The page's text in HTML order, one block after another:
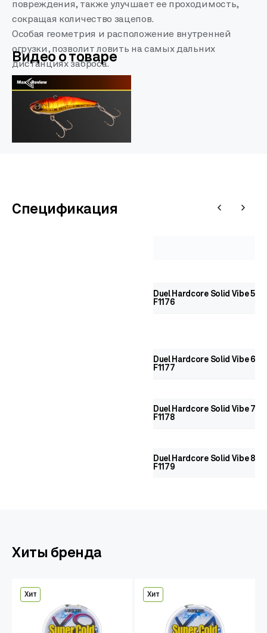
повреждения, также улучшает ее проходимость,
сокращая количество зацепов.
Особая геометрия и расположение внутренней
огрузки, позволит ловить на самых дальних
дистанциях заброса.
Видео о товаре
Спецификация
Duel Hardcore Solid Vibe 55 S
F1176
Duel Hardcore Solid Vibe 65 S
F1177
Duel Hardcore Solid Vibe 75 S
F1178
Duel Hardcore Solid Vibe 85 S
F1179
Хиты бренда
Хит Хит